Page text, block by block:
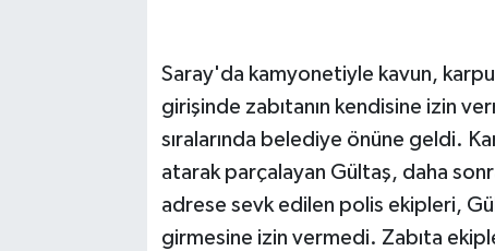
Saray'da kamyonetiyle kavun,
girişinde zabıtanın kendisine izin
sıralarında belediye önüne geldi.
atarak parçalayan Gültaş, daha
adrese sevk edilen polis ekipleri,
girmesine izin vermedi. Zabıta